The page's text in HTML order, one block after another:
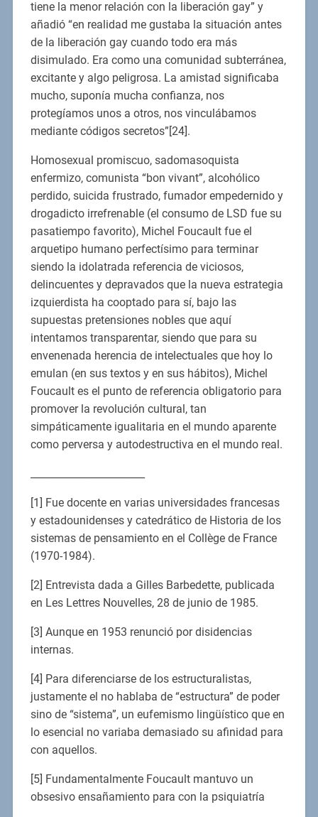
tiene la menor relación con la liberación gay” y
añadió “en realidad me gustaba la situación antes
de la liberación gay cuando todo era más
disimulado. Era como una comunidad subterránea,
excitante y algo peligrosa. La amistad significaba
mucho, suponía mucha confianza, nos
protegíamos unos a otros, nos vinculábamos
mediante códigos secretos”[24].
Homosexual promiscuo, sadomasoquista
enfermizo, comunista “bon vivant”, alcohólico
perdido, suicida frustrado, fumador empedernido y
drogadicto irrefrenable (el consumo de LSD fue su
pasatiempo favorito), Michel Foucault fue el
arquetipo humano perfectísimo para terminar
siendo la idolatrada referencia de viciosos,
delincuentes y depravados que la nueva estrategia
izquierdista ha cooptado para sí, bajo las
supuestas pretensiones nobles que aquí
intentamos transparentar, siendo que para su
envenenada herencia de intelectuales que hoy lo
emulan (en sus textos y en sus hábitos), Michel
Foucault es el punto de referencia obligatorio para
promover la revolución cultural, tan
simpáticamente igualitaria en el mundo aparente
como perversa y autodestructiva en el mundo real.
[1] Fue docente en varias universidades francesas
y estadounidenses y catedrático de Historia de los
sistemas de pensamiento en el Collège de France
(1970-1984).
[2] Entrevista dada a Gilles Barbedette, publicada
en Les Lettres Nouvelles, 28 de junio de 1985.
[3] Aunque en 1953 renunció por disidencias
internas.
[4] Para diferenciarse de los estructuralistas,
justamente el no hablaba de “estructura” de poder
sino de “sistema”, un eufemismo lingüístico que en
lo esencial no variaba demasiado su afinidad para
con aquellos.
[5] Fundamentalmente Foucault mantuvo un
obsesivo ensañamiento para con la psiquiatría